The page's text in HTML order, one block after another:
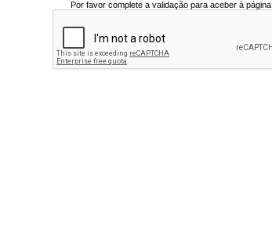
Por favor complete a validação para aceber à página.